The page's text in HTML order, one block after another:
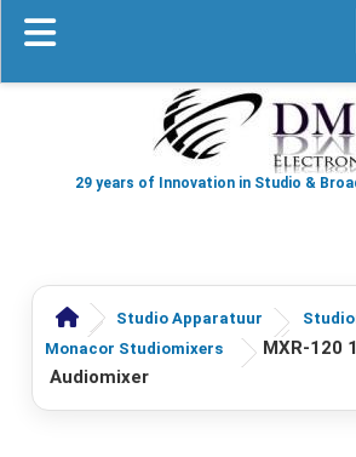
29 years of Innovation in Studio &
Studio Apparatuur
Monacor Studiomixers
MXR-120
Audiomixer